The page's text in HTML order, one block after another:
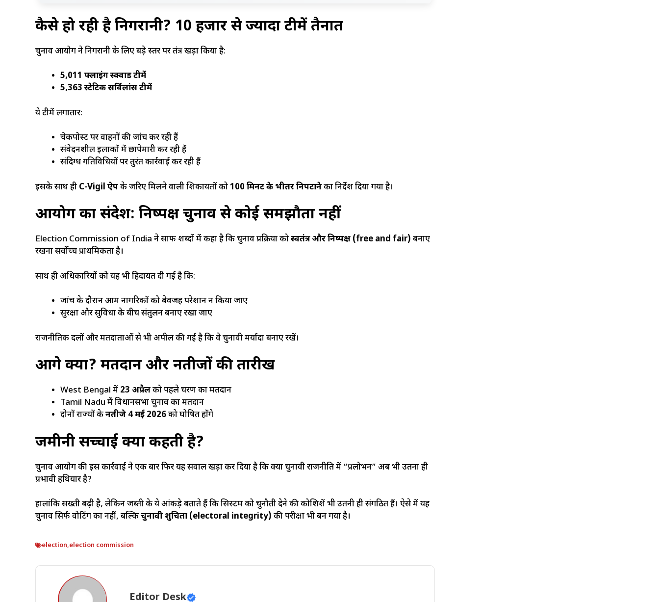
कैसे हो रही है निगरानी? 10 हजार से ज्यादा टीमें तैनात
चुनाव आयोग ने निगरानी के लिए बड़े स्तर पर तंत्र खड़ा किया है:
5,011 फ्लाइंग स्क्वाड टीमें
5,363 स्टेटिक सर्विलांस टीमें
ये टीमें लगातार:
चेकपोस्ट पर वाहनों की जांच कर रही हैं
संवेदनशील इलाकों में छापेमारी कर रही हैं
संदिग्ध गतिविधियों पर तुरंत कार्रवाई कर रही हैं
इसके साथ ही C-Vigil ऐपके जरिए मिलने वाली शिकायतों को100 मिनट के भीतर निपटानेका निर्देश दिया गया है।
आयोग का संदेश: निष्पक्ष चुनाव से कोई समझौता नहीं
Election Commission of India ने साफ शब्दों में कहा है कि चुनाव प्रक्रिया कोस्वतंत्र और निष्पक्ष (free and fair) बनाए
रखना सर्वोच्च प्राथमिकता है।
साथ ही अधिकारियों को यह भी हिदायत दी गई है कि:
जांच के दौरान आम नागरिकों को बेवजह परेशान न किया जाए
सुरक्षा और सुविधा के बीच संतुलन बनाए रखा जाए
राजनीतिक दलों और मतदाताओं से भी अपील की गई है कि वे चुनावी मर्यादा बनाए रखें।
आगे क्या? मतदान और नतीजों की तारीख
West Bengal में 23 अप्रैलको पहले चरण का मतदान
Tamil Nadu में विधानसभा चुनाव का मतदान
दोनों राज्यों केनतीजे 4 मई 2026को घोषित होंगे
जमीनी सच्चाई क्या कहती है?
चुनाव आयोग की इस कार्रवाई ने एक बार फिर यह सवाल खड़ा कर दिया है कि क्या चुनावी राजनीति में “प्रलोभन” अब भी उतना ही
प्रभावी हथियार है?
हालांकि सख्ती बढ़ी है, लेकिन जब्ती के ये आंकड़े बताते हैं कि सिस्टम को चुनौती देने की कोशिशें भी उतनी ही संगठित हैं। ऐसे में यह
चुनाव सिर्फ वोटिंग का नहीं, बल्किचुनावी शुचिता (electoral integrity) की परीक्षा भी बन गया है।
election,election commission
Editor Desk